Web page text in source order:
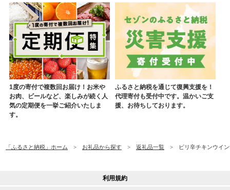
1度の寄付で複数回お届け！お米や
お肉、ビールなど、楽しみが続く人
気の定期便を一挙ご紹介いたしま
す。
ふるさと納税を通じて復興支援を！
代理寄付も受付中です。温かいご支
援、お待ちしております。
「ふるさと納税」ホーム お礼品から探す 返礼品一覧 ピリ辛チキンウイ
利用規約